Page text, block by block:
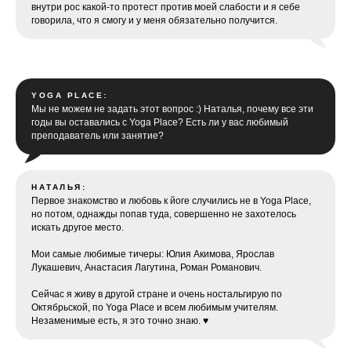
внутри рос какой-то протест против моей слабости и я себе
говорила, что я смогу и у меня обязательно получится.
YOGA PLACE:
Мы не можем не задать этот вопрос :) Наталья, почему все эти
годы вы оставались с Yoga Place? Есть ли у вас любимый
преподаватель или занятие?
НАТАЛЬЯ:
Первое знакомство и любовь к йоге случились не в Yoga Place,
но потом, однажды попав туда, совершенно не захотелось
искать другое место.
Мои самые любимые тичеры: Юлия Акимова, Ярослав
Лукашевич, Анастасия Лагутина, Роман Романович.
Сейчас я живу в другой стране и очень ностальгирую по
Октябрьской, по Yoga Place и всем любимым учителям.
Незаменимые есть, я это точно знаю. ♥︎